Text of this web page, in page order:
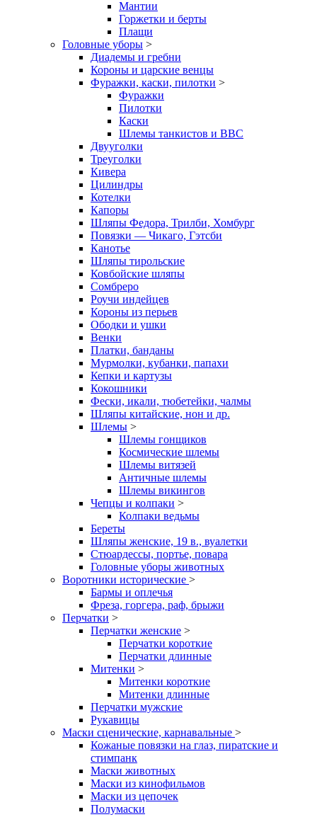
Мантии
Горжетки и берты
Плащи
Головные уборы >
Диадемы и гребни
Короны и царские венцы
Фуражки, каски, пилотки >
Фуражки
Пилотки
Каски
Шлемы танкистов и ВВС
Двууголки
Треуголки
Кивера
Цилиндры
Котелки
Капоры
Шляпы Федора, Трилби, Хомбург
Повязки — Чикаго, Гэтсби
Канотье
Шляпы тирольские
Ковбойские шляпы
Сомбреро
Роучи индейцев
Короны из перьев
Ободки и ушки
Венки
Платки, банданы
Мурмолки, кубанки, папахи
Кепки и картузы
Кокошники
Фески, икали, тюбетейки, чалмы
Шляпы китайские, нон и др.
Шлемы >
Шлемы гонщиков
Космические шлемы
Шлемы витязей
Античные шлемы
Шлемы викингов
Чепцы и колпаки >
Колпаки ведьмы
Береты
Шляпы женские, 19 в., вуалетки
Стюардессы, портье, повара
Головные уборы животных
Воротники исторические >
Бармы и оплечья
Фреза, горгера, раф, брыжи
Перчатки >
Перчатки женские >
Перчатки короткие
Перчатки длинные
Митенки >
Митенки короткие
Митенки длинные
Перчатки мужские
Рукавицы
Маски сценические, карнавальные >
Кожаные повязки на глаз, пиратские и
стимпанк
Маски животных
Маски из кинофильмов
Маски из цепочек
Полумаски